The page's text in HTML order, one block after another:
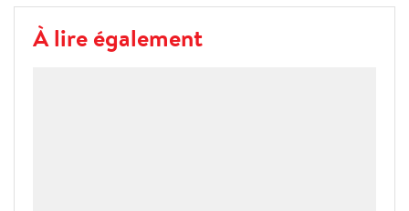
À lire également